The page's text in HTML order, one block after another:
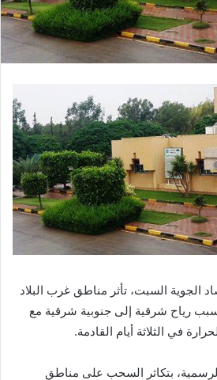
الجوية السبت، تأثر مناطق غرب البلاد
رياح شرقية إلى جنوبية شرقية مع
في الثلاثة أيام القادمة.
بتكاثر السحب على مناطق